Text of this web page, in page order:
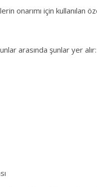
onarımı için kullanılan
arasında şunlar yer alır: